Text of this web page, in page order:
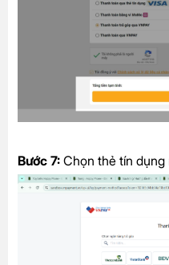
Bước 7: Chọn thẻ tín dụng